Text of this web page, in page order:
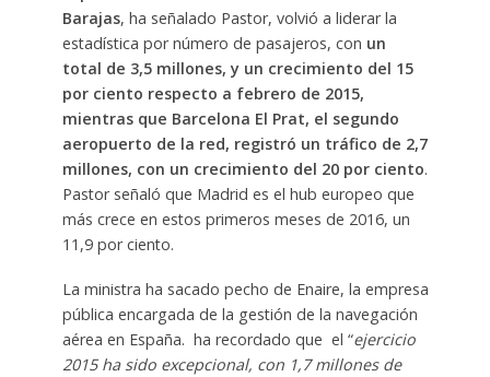
Barajas, ha señalado Pastor, volvió a liderar la
estadística por número de pasajeros, con un
total de 3,5 millones, y un crecimiento del 15
por ciento respecto a febrero de 2015,
mientras que Barcelona El Prat, el segundo
aeropuerto de la red, registró un tráfico de 2,7
millones, con un crecimiento del 20 por ciento.
Pastor señaló que Madrid es el hub europeo que
más crece en estos primeros meses de 2016, un
11,9 por ciento.
La ministra ha sacado pecho de Enaire, la empresa
pública encargada de la gestión de la navegación
aérea en España. ha recordado que el “ejercicio
2015 ha sido excepcional, con 1,7 millones de